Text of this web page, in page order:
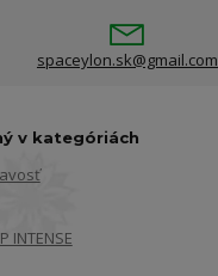
spaceylon.sk@gmail.com
v kategóriách
INTENSE